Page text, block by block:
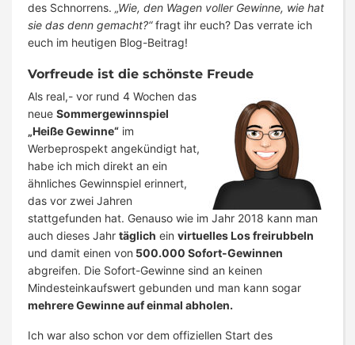
des Schnorrens. „Wie, den Wagen voller Gewinne, wie hat
sie das denn gemacht?“fragt ihr euch? Das verrate ich
euch im heutigen Blog-Beitrag!
Vorfreude ist die schönste Freude
Als real,- vor rund 4 Wochen das
neue Sommergewinnspiel
„Heiße Gewinne“ im
Werbeprospekt angekündigt hat,
habe ich mich direkt an ein
ähnliches Gewinnspiel erinnert,
das vor zwei Jahren
stattgefunden hat. Genauso wie im Jahr 2018 kann man
auch dieses Jahr täglich ein virtuelles Los freirubbeln
und damit einen von 500.000 Sofort-Gewinnen
abgreifen. Die Sofort-Gewinne sind an keinen
Mindesteinkaufswert gebunden und man kann sogar
mehrere Gewinne auf einmal abholen.
Ich war also schon vor dem offiziellen Start des